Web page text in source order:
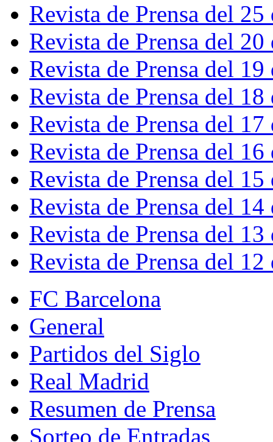
Revista de Prensa del
Revista de Prensa del
Revista de Prensa del
Revista de Prensa del
Revista de Prensa del
Revista de Prensa del
Revista de Prensa del
Revista de Prensa del
Revista de Prensa del
Revista de Prensa del
FC Barcelona
General
Partidos del Siglo
Real Madrid
Resumen de Prensa
Sorteo de Entradas